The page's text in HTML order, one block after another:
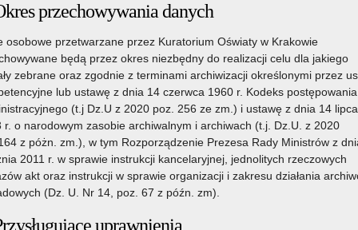
przechowywania danych
osobowe przetwarzane przez Kuratorium Oświaty w Krakowie
będą przez okres niezbędny do realizacji celu dla jakiego
zebrane oraz zgodnie z terminami archiwizacji określonymi przez
lub ustawę z dnia 14 czerwca 1960 r. Kodeks postępowania
(t.j Dz.U z 2020 poz. 256 ze zm.) i ustawę z dnia 14 lipca
r. o narodowym zasobie archiwalnym i archiwach (t.j. Dz.U. z 2020
z póżn. zm.), w tym Rozporządzenie Prezesa Rady Ministrów z
2011 r. w sprawie instrukcji kancelaryjnej, jednolitych rzeczowych
akt oraz instrukcji w sprawie organizacji i zakresu działania
(Dz. U. Nr 14, poz. 67 z późn. zm).
uprawnienia